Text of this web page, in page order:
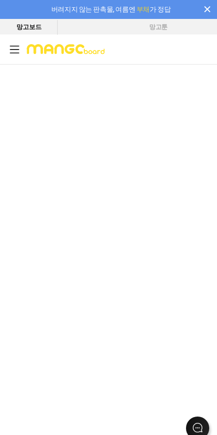
버려지지 않는 판촉물, 여름엔 부채가 정답
필요한 만큼 충전하고 끊김 없이 작업하세요! 새로워진 AI 부스터 요금제
망고보드 망고툰